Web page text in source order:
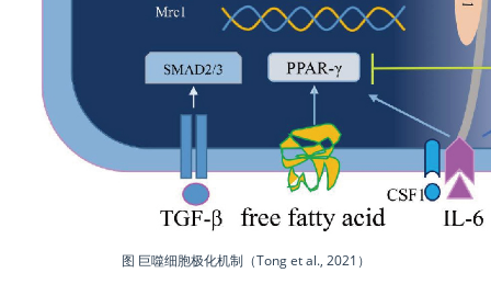
图 巨噬细胞极化机制（Tong et al., 2021）